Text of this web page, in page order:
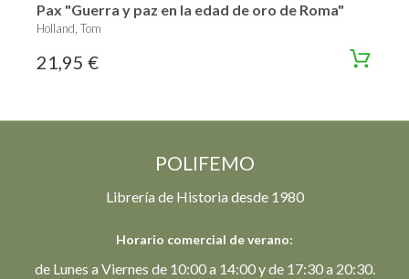
Pax "Guerra y paz en la edad de oro de Roma"
Holland, Tom
21,95 €
POLIFEMO
Librería de Historia desde 1980
Horario comercial de verano:
de Lunes a Viernes de 10:00 a 14:00 y de 17:30 a 20:30.